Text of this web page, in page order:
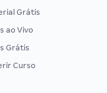
Grátis
ao Vivo
Grátis
Curso